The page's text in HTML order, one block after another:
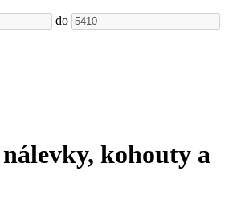
do
kohouty a